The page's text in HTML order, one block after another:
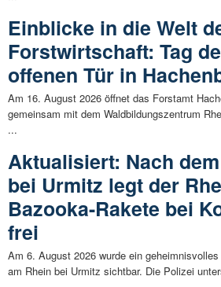
Einblicke in die Welt
Forstwirtschaft: Tag
offenen Tür in
Am 16. August 2026 öffnet das Forstamt
gemeinsam mit dem Waldbildungszentrum
...
Aktualisiert: Nach
bei Urmitz legt der
Bazooka-Rakete bei
frei
Am 6. August 2026 wurde ein
am Rhein bei Urmitz sichtbar. Die Polizei